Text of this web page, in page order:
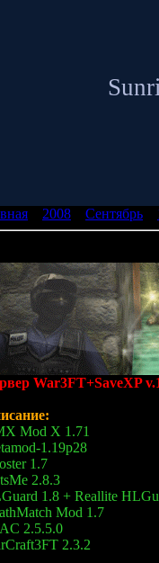
2008 Сентябрь
War3FT+SaveXP
Mod X 1.71
1.19p28
1.7
2.8.3
1.8 + Reallite
Mod 1.7
2.5.5.0
2.3.2